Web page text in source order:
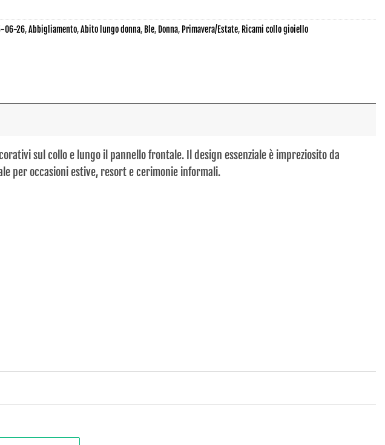
06-26,Abbigliamento,Abito lungo donna, Ble, Donna, Primavera/Estate, Ricami collo gioiello
sul collo e lungo il pannello frontale. Il design essenziale è impreziosito da
per occasioni estive, resort e cerimonie informali.